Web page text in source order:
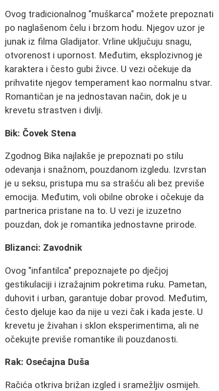
Ovog tradicionalnog "muškarca" možete prepoznati
po naglašenom čelu i brzom hodu. Njegov uzor je
junak iz filma Gladijator. Vrline uključuju snagu,
otvorenost i upornost. Međutim, eksplozivnog je
karaktera i često gubi živce. U vezi očekuje da
prihvatite njegov temperament kao normalnu stvar.
Romantičan je na jednostavan način, dok je u
krevetu strastven i divlji.
Bik: Čovek Stena
Zgodnog Bika najlakše je prepoznati po stilu
odevanja i snažnom, pouzdanom izgledu. Izvrstan
je u seksu, pristupa mu sa strašću ali bez previše
emocija. Međutim, voli obilne obroke i očekuje da
partnerica pristane na to. U vezi je izuzetno
pouzdan, dok je romantika jednostavne prirode.
Blizanci: Zavodnik
Ovog "infantilca" prepoznajete po dječjoj
gestikulaciji i izražajnim pokretima ruku. Pametan,
duhovit i urban, garantuje dobar provod. Međutim,
često djeluje kao da nije u vezi čak i kada jeste. U
krevetu je živahan i sklon eksperimentima, ali ne
očekujte previše romantike ili pouzdanosti.
Rak: Osećajna Duša
Račića otkriva brižan izgled i sramežljiv osmijeh.